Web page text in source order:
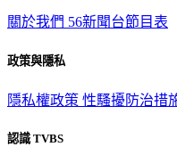
關於我們 56新聞台節目表
政策與隱私
隱私權政策 性騷擾防治措
認識 TVBS